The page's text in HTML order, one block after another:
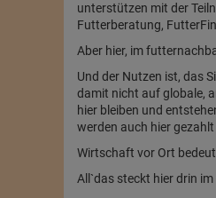
unterstützen mit der
Futterberatung,
Aber hier, im
Und der Nutzen ist, das
damit nicht auf globale,
hier bleiben und
werden auch hier gezahlt
Wirtschaft vor Ort
All`das steckt hier drin